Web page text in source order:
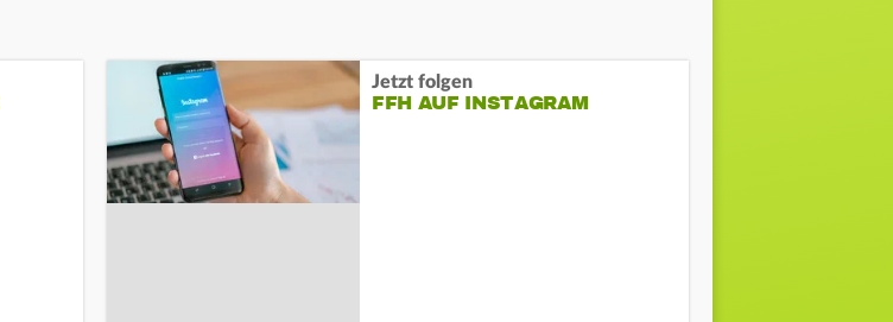
Jetzt folgen
FFH AUF INSTAGRAM